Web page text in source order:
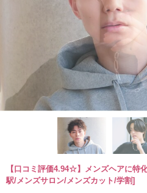
【口コミ評価4.94☆】メンズヘアに特
駅/メンズサロン/メンズカット/学割]